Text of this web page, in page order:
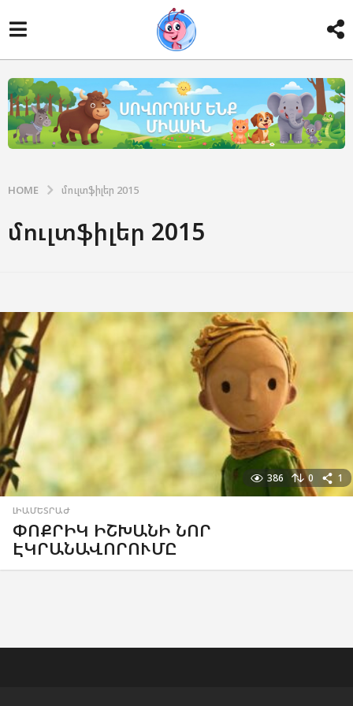
HOME մուլտֆիլեր 2015
մուլտֆիլեր 2015
386 0 1
ԼԻԱՄԵՏՐԱԺ
ՓՈՔՐԻԿ ԻՇԽԱՆԻ ՆՈՐ
ԷԿՐԱՆԱՎՈՐՈՒՄԸ